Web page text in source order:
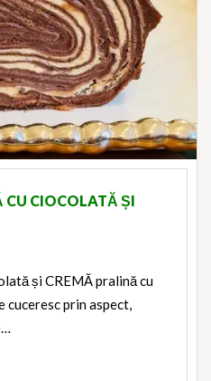
CU CIOCOLATĂ ȘI
și CREMĂ pralină cu
cuceresc prin aspect,